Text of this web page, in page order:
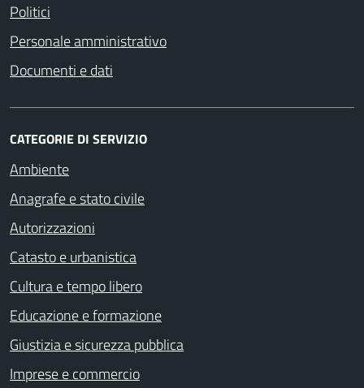
Politici
Personale amministrativo
Documenti e dati
CATEGORIE DI SERVIZIO
Ambiente
Anagrafe e stato civile
Autorizzazioni
Catasto e urbanistica
Cultura e tempo libero
Educazione e formazione
Giustizia e sicurezza pubblica
Imprese e commercio